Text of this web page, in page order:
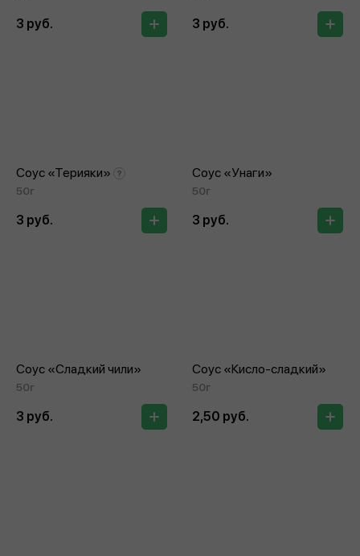
3 руб. 3 руб.
Соус «Терияки»
50г
3 руб.
Соус «Унаги»
50г
3 руб.
Соус «Сладкий чили»
50г
3 руб.
Соус «Кисло‑сладкий»
50г
2,50 руб.